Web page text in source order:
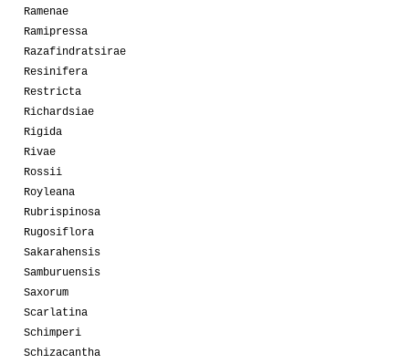
Ramenae
Ramipressa
Razafindratsirae
Resinifera
Restricta
Richardsiae
Rigida
Rivae
Rossii
Royleana
Rubrispinosa
Rugosiflora
Sakarahensis
Samburuensis
Saxorum
Scarlatina
Schimperi
Schizacantha